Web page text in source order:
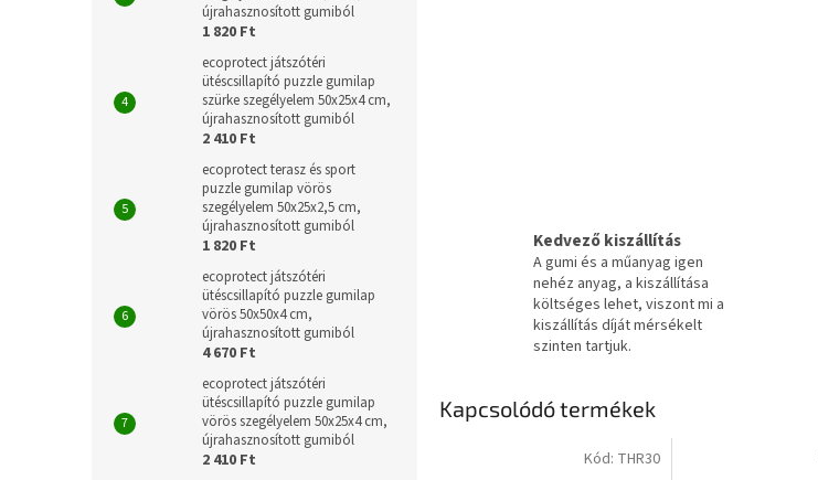
újrahasznosított gumiból
1 820 Ft
ecoprotect játszótéri
ütéscsillapító puzzle gumilap
szürke szegélyelem 50x25x4 cm,
újrahasznosított gumiból
2 410 Ft
ecoprotect terasz és sport
puzzle gumilap vörös
szegélyelem 50x25x2,5 cm,
újrahasznosított gumiból
1 820 Ft
ecoprotect játszótéri
ütéscsillapító puzzle gumilap
vörös 50x50x4 cm,
újrahasznosított gumiból
4 670 Ft
ecoprotect játszótéri
ütéscsillapító puzzle gumilap
vörös szegélyelem 50x25x4 cm,
újrahasznosított gumiból
2 410 Ft
Kedvező kiszállítás
A gumi és a műanyag igen
nehéz anyag, a kiszállítása
költséges lehet, viszont mi a
kiszállítás díját mérsékelt
szinten tartjuk.
Kapcsolódó termékek
Kód: THR30